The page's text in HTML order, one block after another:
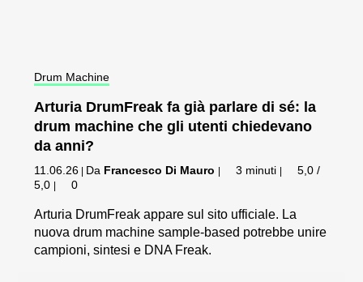
Drum Machine
Arturia DrumFreak fa già parlare di sé: la
drum machine che gli utenti chiedevano
da anni?
11.06.26 | Da Francesco Di Mauro | 3 minuti |
5,0 /
5,0 | 0
Arturia DrumFreak appare sul sito ufficiale. La
nuova drum machine sample-based potrebbe unire
campioni, sintesi e DNA Freak.